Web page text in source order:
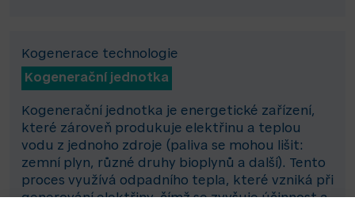
Kogenerace technologie
Kogenerační jednotka
Kogenerační jednotka je energetické zařízení,
které zároveň produkuje elektřinu a teplou
vodu z jednoho zdroje (paliva se mohou lišit:
zemní plyn, různé druhy bioplynů a další). Tento
proces využívá odpadního tepla, které vzniká při
generování elektřiny, čímž se zvyšuje účinnost a